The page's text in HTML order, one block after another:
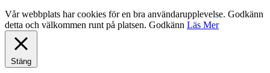
Vår webbplats har cookies för en bra användarupplevelse. Godkänn
detta och välkommen runt på platsen. Godkänn Läs Mer
Stäng